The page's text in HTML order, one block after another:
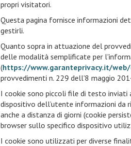
propri visitatori.
Questa pagina fornisce informazioni
gestirli.
Quanto sopra in attuazione del
delle modalità semplificate per
(https://www.garanteprivacy.it/
provvedimenti n. 229 dell'8 maggio
I cookie sono piccoli file di testo
dispositivo dell’utente informazioni da
anche a distanza di giorni (cookie
browser sullo specifico dispositivo
I cookie sono utilizzati per diverse